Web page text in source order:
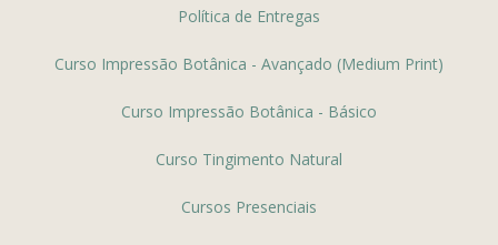
Política de Entregas
Curso Impressão Botânica - Avançado (Medium Print)
Curso Impressão Botânica - Básico
Curso Tingimento Natural
Cursos Presenciais